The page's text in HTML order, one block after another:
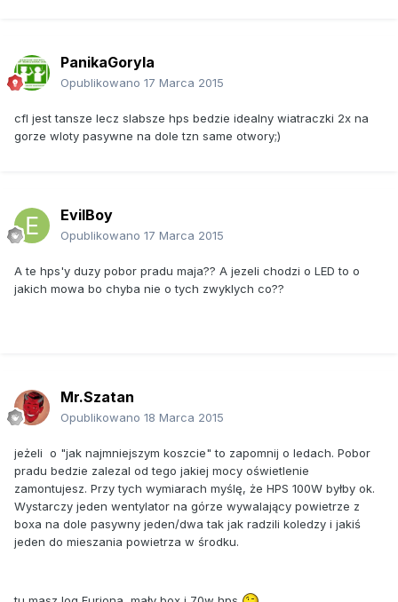
PanikaGoryla
Opublikowano 17 Marca 2015
cfl jest tansze lecz slabsze hps bedzie idealny wiatraczki 2x na
gorze wloty pasywne na dole tzn same otwory;)
EvilBoy
Opublikowano 17 Marca 2015
A te hps'y duzy pobor pradu maja?? A jezeli chodzi o LED to o
jakich mowa bo chyba nie o tych zwyklych co??
Mr.Szatan
Opublikowano 18 Marca 2015
jeżeli o "jak najmniejszym koszcie" to zapomnij o ledach. Pobor
pradu bedzie zalezal od tego jakiej mocy oświetlenie
zamontujesz. Przy tych wymiarach myślę, że HPS 100W byłby ok.
Wystarczy jeden wentylator na górze wywalający powietrze z
boxa na dole pasywny jeden/dwa tak jak radzili koledzy i jakiś
jeden do mieszania powietrza w środku.